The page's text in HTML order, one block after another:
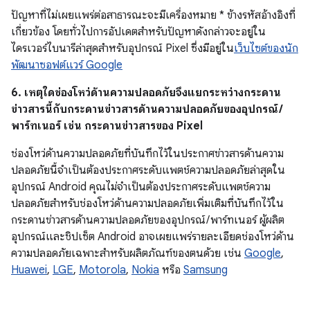
ปัญหาที่ไม่เผยแพร่ต่อสาธารณะจะมีเครื่องหมาย * ข้างรหัสอ้างอิงที่
เกี่ยวข้อง โดยทั่วไปการอัปเดตสำหรับปัญหาดังกล่าวจะอยู่ใน
ไดรเวอร์ไบนารีล่าสุดสำหรับอุปกรณ์ Pixel ซึ่งมีอยู่ในเว็บไซต์ของนัก
พัฒนาซอฟต์แวร์ Google
6. เหตุใดช่องโหว่ด้านความปลอดภัยจึงแยกระหว่างกระดาน
ข่าวสารนี้กับกระดานข่าวสารด้านความปลอดภัยของอุปกรณ์ /
พาร์ทเนอร์ เช่น กระดานข่าวสารของ Pixel
ช่องโหว่ด้านความปลอดภัยที่บันทึกไว้ในประกาศข่าวสารด้านความ
ปลอดภัยนี้จำเป็นต้องประกาศระดับแพตช์ความปลอดภัยล่าสุดใน
อุปกรณ์ Android คุณไม่จำเป็นต้องประกาศระดับแพตช์ความ
ปลอดภัยสำหรับช่องโหว่ด้านความปลอดภัยเพิ่มเติมที่บันทึกไว้ใน
กระดานข่าวสารด้านความปลอดภัยของอุปกรณ์ / พาร์ทเนอร์ ผู้ผลิต
อุปกรณ์และชิปเซ็ต Android อาจเผยแพร่รายละเอียดช่องโหว่ด้าน
ความปลอดภัยเฉพาะสำหรับผลิตภัณฑ์ของตนด้วย เช่น Google,
Huawei, LGE, Motorola, Nokia หรือ Samsung